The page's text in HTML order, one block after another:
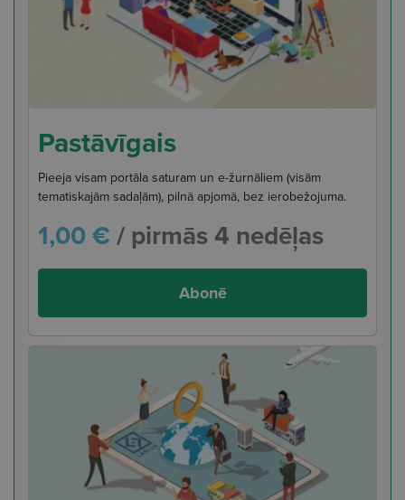
Pastāvīgais
Pieeja visam portāla saturam un e-žurnāliem (visām
tematiskajām sadaļām), pilnā apjomā, bez ierobežojuma.
1,00 € / pirmās 4 nedēļas
Abonē